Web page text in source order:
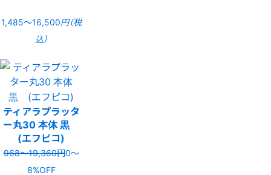
1,485〜16,500円（税
込）
ティアラプラッタ
ー丸30 本体 黒
(エフピコ)
968〜19,360円0〜
8%OFF